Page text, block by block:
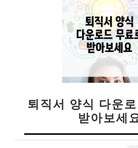
퇴직서 양식 다운
받아보세